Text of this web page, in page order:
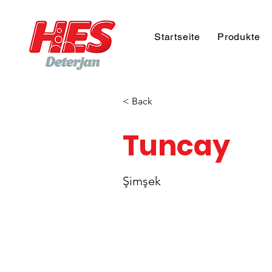
Startseite Produkte
< Back
Tuncay
Şimşek